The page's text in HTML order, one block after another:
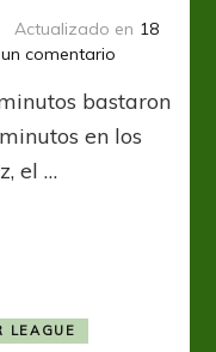
Actualizado en 18
comentario
me
des
bastaron
en los
el …
LEAGUE